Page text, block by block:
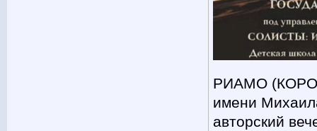
РИАМО
имени
авторский